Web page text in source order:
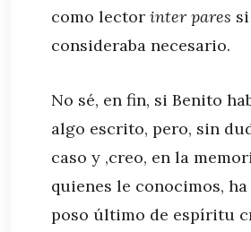
como lector inter pares
consideraba necesario.
No sé, en fin, si Benito
algo escrito, pero, sin
caso y ,creo, en la
quienes le conocimos,
poso último de espíritu